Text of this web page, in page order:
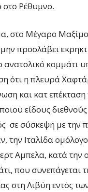
στο Ρέθυμνο.
στο Μέγαρο
προσλάβει
ανατολικό κομμάτι
ότι η πλευρά
και κατ επέκταση
είδους
σε σύσκεψη με την
την Ιταλίδα
Αμπελα, κατά την
που
στη Λιβύη εντός